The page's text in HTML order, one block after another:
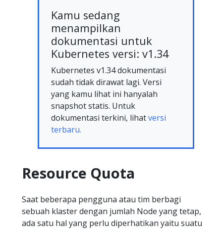
Kamu sedang
menampilkan
dokumentasi untuk
Kubernetes versi: v1.34
Kubernetes v1.34 dokumentasi
sudah tidak dirawat lagi. Versi
yang kamu lihat ini hanyalah
snapshot statis. Untuk
dokumentasi terkini, lihatversi
terbaru.
Resource Quota
Saat beberapa pengguna atau tim berbagi
sebuah klaster dengan jumlah Node yang tetap,
ada satu hal yang perlu diperhatikan yaitu suatu